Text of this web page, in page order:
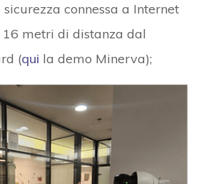
connessa a Internet
metri di distanza dal
(qui la demo Minerva);